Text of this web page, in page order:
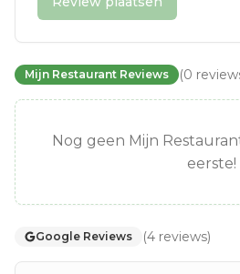
Mijn Restaurant Reviews (0
Nog geen Mijn
eerste!
Google Reviews (4 reviews)